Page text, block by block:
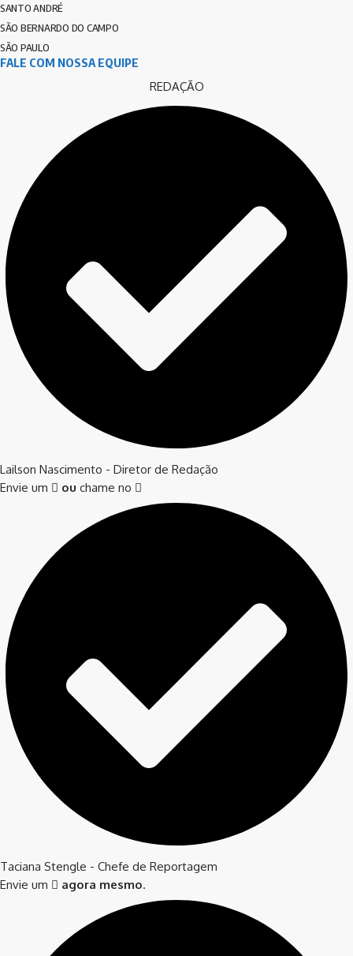
SANTO ANDRÉ
SÃO BERNARDO DO CAMPO
SÃO PAULO
FALE COM NOSSA EQUIPE
REDAÇÃO
Lailson Nascimento - Diretor de Redação
Envie um
ou chame no
Taciana Stengle - Chefe de Reportagem
Envie um
agora mesmo.